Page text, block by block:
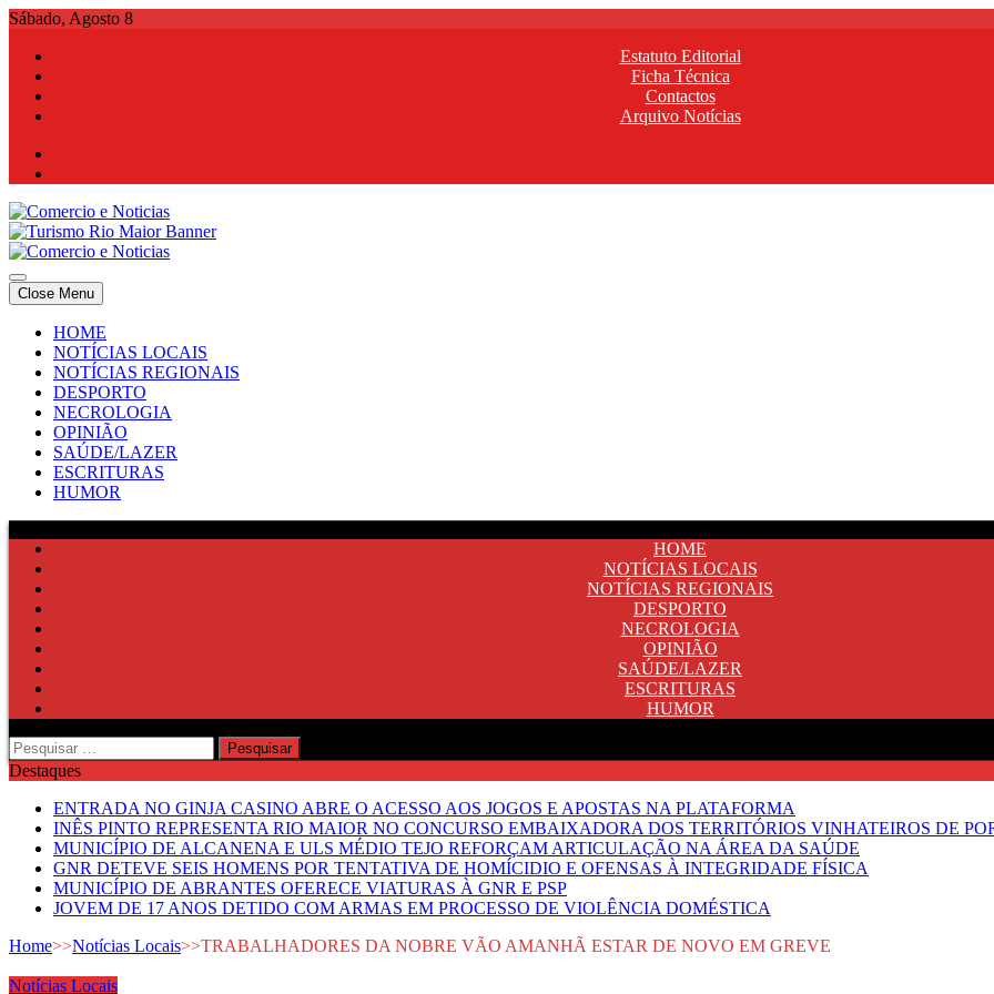
Skip
content
Sábado, Agosto 8
Estatuto Editorial
Ficha Técnica
Contactos
Arquivo Notícias
Comercio e Noticias
Notícias e Publicidade Online
Comercio e Noticias
Notícias e Publicidade Online
Close Menu
HOME
NOTÍCIAS LOCAIS
NOTÍCIAS REGIONAIS
DESPORTO
NECROLOGIA
OPINIÃO
SAÚDE/LAZER
ESCRITURAS
HUMOR
HOME
NOTÍCIAS LOCAIS
NOTÍCIAS REGIONAIS
DESPORTO
NECROLOGIA
OPINIÃO
SAÚDE/LAZER
ESCRITURAS
HUMOR
Pesquisar
por:
Destaques
ENTRADA NO GINJA CASINO ABRE O ACESSO AOS JOGOS E APOSTAS NA PLATAFORMA
INÊS PINTO REPRESENTA RIO MAIOR NO CONCURSO EMBAIXADORA DOS TERRITÓRIOS VINHATEIROS DE
MUNICÍPIO DE ALCANENA E ULS MÉDIO TEJO REFORÇAM ARTICULAÇÃO NA ÁREA DA SAÚDE
GNR DETEVE SEIS HOMENS POR TENTATIVA DE HOMÍCIDIO E OFENSAS À INTEGRIDADE FÍSICA
MUNICÍPIO DE ABRANTES OFERECE VIATURAS À GNR E PSP
JOVEM DE 17 ANOS DETIDO COM ARMAS EM PROCESSO DE VIOLÊNCIA DOMÉSTICA
Home>>Notícias Locais>>TRABALHADORES DA NOBRE VÃO AMANHÃ ESTAR DE NOVO EM GREVE
Notícias Locais